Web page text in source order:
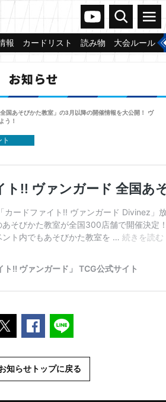
ヴァンガードch
検索 メニュー
報 カードリスト 読み物 大会ルール
お知らせ
国あそびかた教室」の3月以降の開催情報を大公開！ ヴ
う！
ポストするFacebookでシェアする
知らせトップに戻る